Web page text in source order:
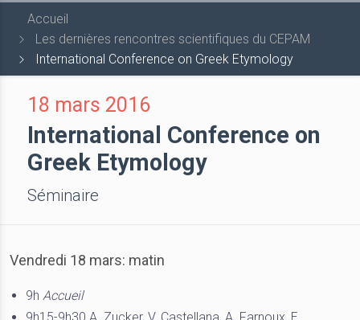
Accueil
Les dernières rencontres scientifiques du CEPAM
International Conference on Greek Etymology
18 mars 2016
International Conference on
Greek Etymology
Séminaire
Vendredi 18 mars: matin
9h Accueil